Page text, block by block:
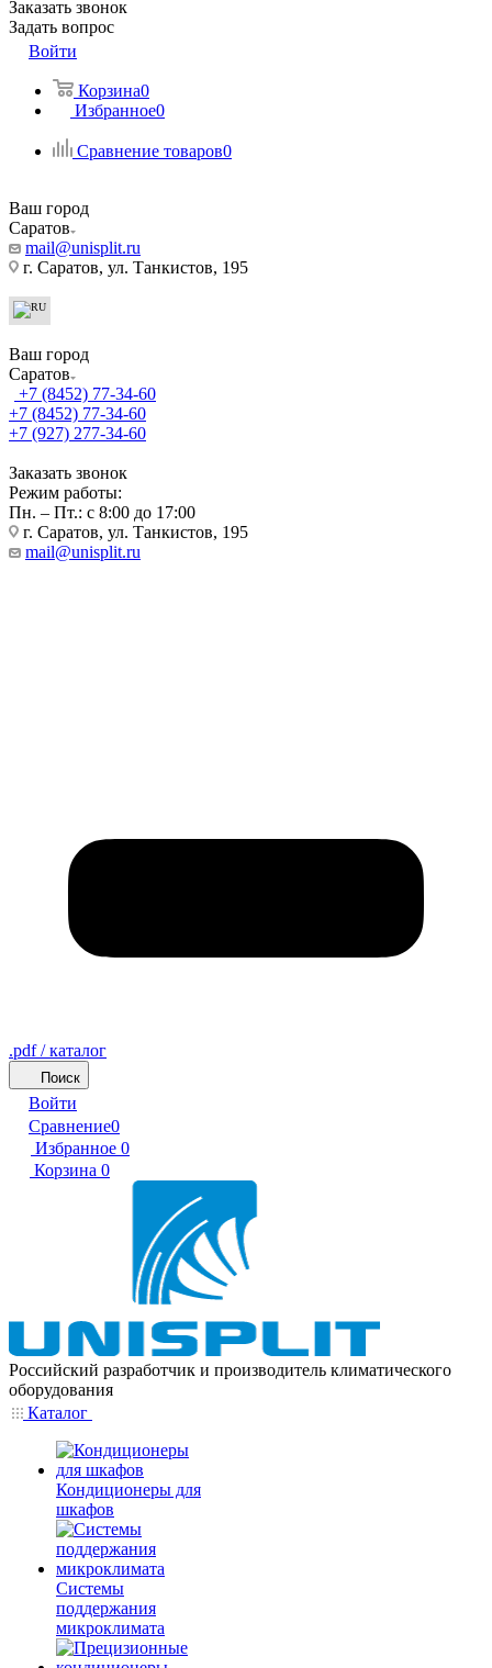
Заказать звонок
Задать вопрос
Войти
Корзина0
Избранное0
Сравнение товаров0
Ваш город
Саратов
mail@unisplit.ru
г. Саратов, ул. Танкистов, 195
Ваш город
Саратов
+7 (8452) 77-34-60
+7 (8452) 77-34-60
+7 (927) 277-34-60
Заказать звонок
Режим работы:
Пн. – Пт.: с 8:00 до 17:00
г. Саратов, ул. Танкистов, 195
mail@unisplit.ru
.pdf / каталог
Поиск
Войти
Сравнение0
Избранное 0
Корзина 0
Российский разработчик и производитель климатического
оборудования
Каталог
Кондиционеры для
шкафов
Системы
поддержания
микроклимата